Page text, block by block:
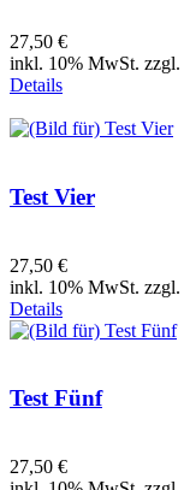
27,50 €
inkl. 10% MwSt. zzgl.
Details
Test Vier
27,50 €
inkl. 10% MwSt. zzgl.
Details
Test Fünf
27,50 €